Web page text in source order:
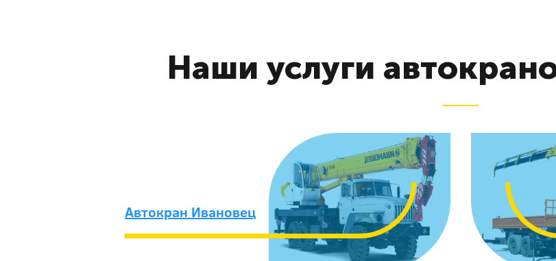
Наши услуги
Автокран Ивановец